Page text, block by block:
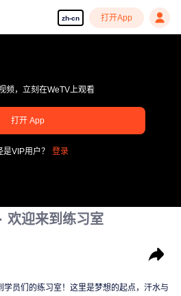
zh-cn 打开App
pay limit
频，立刻在WeTV上观看
打开 App
是VIP用户？ 登录
欢迎来到练习室
学员们的练习室！这里是梦想的起点，汗水与